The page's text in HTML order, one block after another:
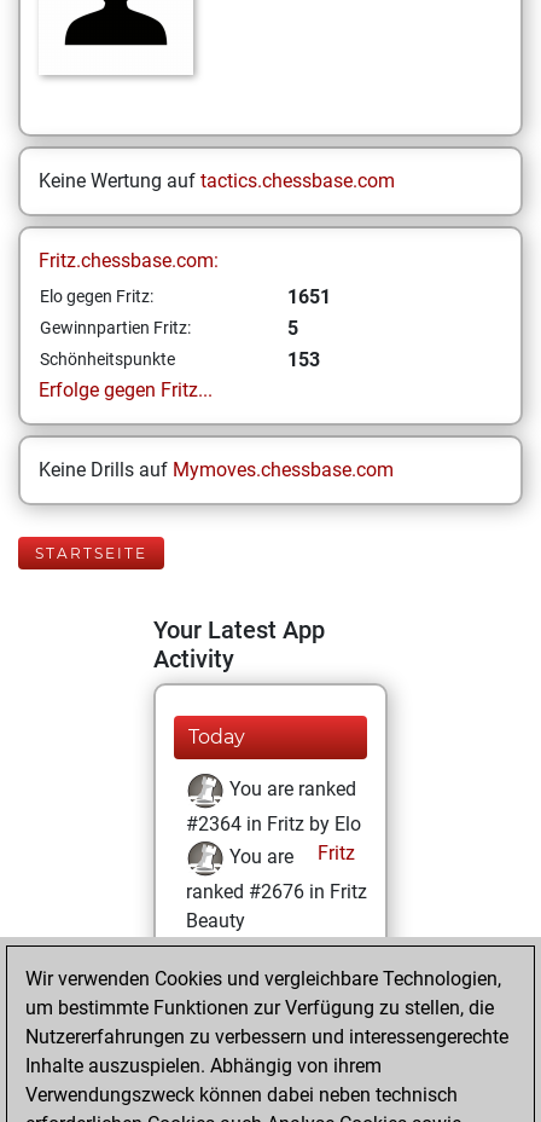
Keine Wertung auf tactics.chessbase.com
Fritz.chessbase.com:
Elo gegen Fritz: 1651
Gewinnpartien Fritz: 5
Schönheitspunkte
153
Erfolge gegen Fritz...
Keine Drills auf Mymoves.chessbase.com
STARTSEITE
Your Latest App
Activity
Today
You are ranked
#2364 in Fritz by Elo
Fritz
You are
ranked #2676 in Fritz
Beauty
Samstag, Mai 27,
2023
You won
against Fritz
Fritz
Wir verwenden Cookies und vergleichbare Technologien,
um bestimmte Funktionen zur Verfügung zu stellen, die
Nutzererfahrungen zu verbessern und interessengerechte
Inhalte auszuspielen. Abhängig von ihrem
Verwendungszweck können dabei neben technisch